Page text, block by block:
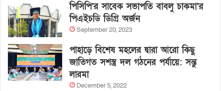
পিসিপি’র সাবেক সভাপতি বাবলু চাকমা’র
পিএইচডি ডিগ্রি অর্জন
September 20, 2023
পাহাড়ে বিশেষ মহলের দ্বারা আরো কিছু
জাতিগত সশস্ত্র দল গঠনের পর্যায়ে: সন্তু
লারমা
December 5, 2022